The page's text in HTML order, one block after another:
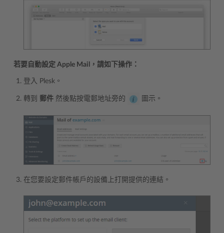
若要自動設定 Apple Mail，請如下操作：
登入 Plesk。
轉到 郵件 然後點按電郵地址旁的 圖示。
在您要設定郵件帳戶的設備上打開提供的連結。